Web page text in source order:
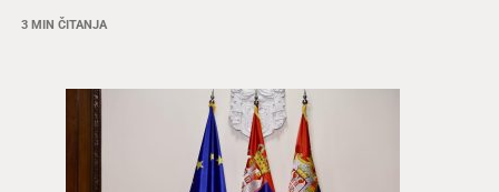
3 MIN ČITANJA